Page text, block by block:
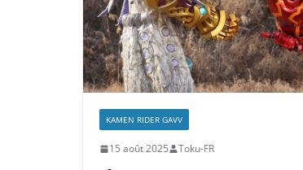
KAMEN RIDER GAVV
15 août 2025 Toku-FR